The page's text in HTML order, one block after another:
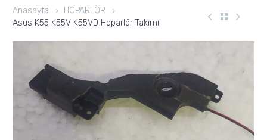
Anasayfa
HOPARLÖR
Asus K55 K55V K55VD Hoparlör Takımı